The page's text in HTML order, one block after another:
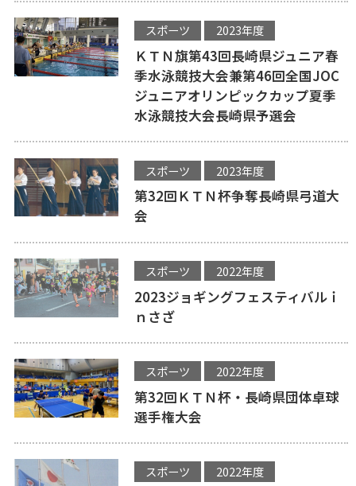
スポーツ 2023年度
ＫＴＮ旗第43回長崎県ジュニア春
季水泳競技大会兼第46回全国JOC
ジュニアオリンピックカップ夏季
水泳競技大会長崎県予選会
スポーツ 2023年度
第32回ＫＴＮ杯争奪長崎県弓道大
会
スポーツ 2022年度
2023ジョギングフェスティバルｉ
ｎさざ
スポーツ 2022年度
第32回ＫＴＮ杯・長崎県団体卓球
選手権大会
スポーツ 2022年度